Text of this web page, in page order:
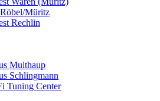
Röbel/Müritz
Rechlin
Multhaup
Schlingmann
Tuning Center